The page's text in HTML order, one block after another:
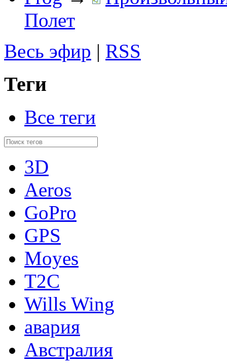
Полет
Весь эфир | RSS
Теги
Все теги
3D
Aeros
GoPro
GPS
Moyes
T2C
Wills Wing
авария
Австралия